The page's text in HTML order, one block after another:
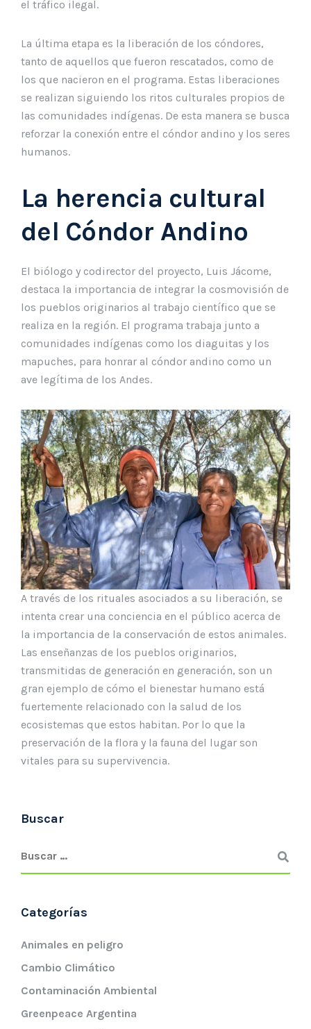
el tráfico ilegal.
La última etapa es la liberación de los cóndores,
tanto de aquellos que fueron rescatados, como de
los que nacieron en el programa. Estas liberaciones
se realizan siguiendo los ritos culturales propios de
las comunidades indígenas. De esta manera se busca
reforzar la conexión entre el cóndor andino y los seres
humanos.
La herencia cultural
del Cóndor Andino
El biólogo y codirector del proyecto, Luis Jácome,
destaca la importancia de integrar la cosmovisión de
los pueblos originarios al trabajo científico que se
realiza en la región. El programa trabaja junto a
comunidades indígenas como los diaguitas y los
mapuches, para honrar al cóndor andino como un
ave legítima de los Andes.
A través de los rituales asociados a su liberación, se
intenta crear una conciencia en el público acerca de
la importancia de la conservación de estos animales.
Las enseñanzas de los pueblos originarios,
transmitidas de generación en generación, son un
gran ejemplo de cómo el bienestar humano está
fuertemente relacionado con la salud de los
ecosistemas que estos habitan. Por lo que la
preservación de la flora y la fauna del lugar son
vitales para su supervivencia.
Buscar
Categorías
Animales en peligro
Cambio Climático
Contaminación Ambiental
Greenpeace Argentina